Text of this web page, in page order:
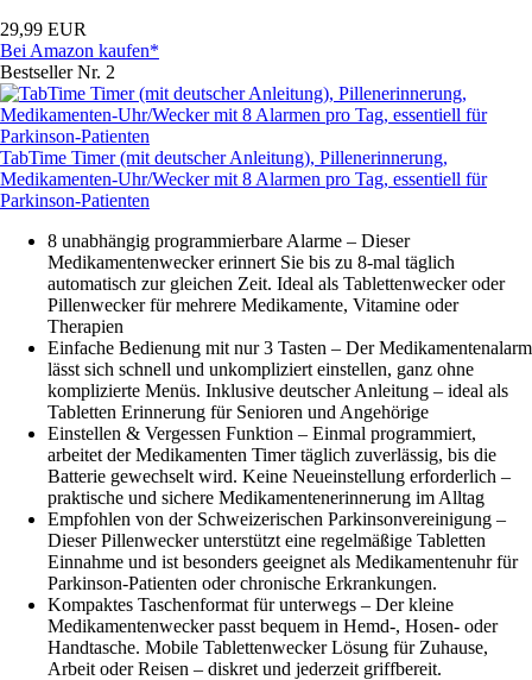
29,99 EUR
Bei Amazon kaufen*
Bestseller Nr. 2
TabTime Timer (mit deutscher Anleitung), Pillenerinnerung,
Medikamenten-Uhr/Wecker mit 8 Alarmen pro Tag, essentiell für
Parkinson-Patienten
8 unabhängig programmierbare Alarme – Dieser
Medikamentenwecker erinnert Sie bis zu 8-mal täglich
automatisch zur gleichen Zeit. Ideal als Tablettenwecker oder
Pillenwecker für mehrere Medikamente, Vitamine oder
Therapien
Einfache Bedienung mit nur 3 Tasten – Der Medikamentenalarm
lässt sich schnell und unkompliziert einstellen, ganz ohne
komplizierte Menüs. Inklusive deutscher Anleitung – ideal als
Tabletten Erinnerung für Senioren und Angehörige
Einstellen & Vergessen Funktion – Einmal programmiert,
arbeitet der Medikamenten Timer täglich zuverlässig, bis die
Batterie gewechselt wird. Keine Neueinstellung erforderlich –
praktische und sichere Medikamentenerinnerung im Alltag
Empfohlen von der Schweizerischen Parkinsonvereinigung –
Dieser Pillenwecker unterstützt eine regelmäßige Tabletten
Einnahme und ist besonders geeignet als Medikamentenuhr für
Parkinson-Patienten oder chronische Erkrankungen.
Kompaktes Taschenformat für unterwegs – Der kleine
Medikamentenwecker passt bequem in Hemd-, Hosen- oder
Handtasche. Mobile Tablettenwecker Lösung für Zuhause,
Arbeit oder Reisen – diskret und jederzeit griffbereit.